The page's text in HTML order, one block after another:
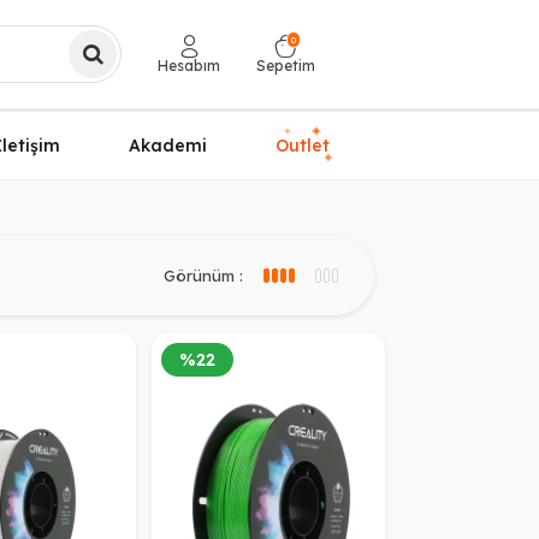
Hesabım
0
Sepetim
Akademi Outlet
✦ ✦
✦
Görünüm : 3 sütun görünüm
%22